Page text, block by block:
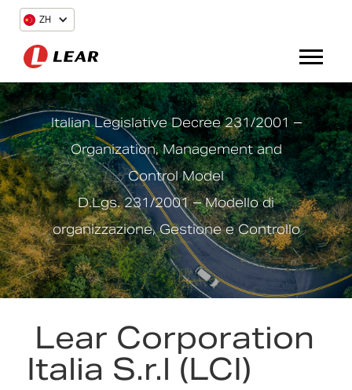
ZH
Italian Legislative Decree 231/2001 –
Organization, Management and
Control Model
D.Lgs. 231/2001 – Modello di
organizzazione, Gestione e Controllo
Lear Corporation
Italia S.r.l (LCI)